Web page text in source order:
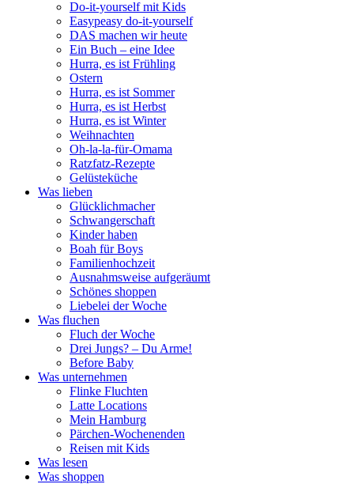
Do-it-yourself mit Kids
Easypeasy do-it-yourself
DAS machen wir heute
Ein Buch – eine Idee
Hurra, es ist Frühling
Ostern
Hurra, es ist Sommer
Hurra, es ist Herbst
Hurra, es ist Winter
Weihnachten
Oh-la-la-für-Omama
Ratzfatz-Rezepte
Gelüsteküche
Was lieben
Glücklichmacher
Schwangerschaft
Kinder haben
Boah für Boys
Familienhochzeit
Ausnahmsweise aufgeräumt
Schönes shoppen
Liebelei der Woche
Was fluchen
Fluch der Woche
Drei Jungs? – Du Arme!
Before Baby
Was unternehmen
Flinke Fluchten
Latte Locations
Mein Hamburg
Pärchen-Wochenenden
Reisen mit Kids
Was lesen
Was shoppen